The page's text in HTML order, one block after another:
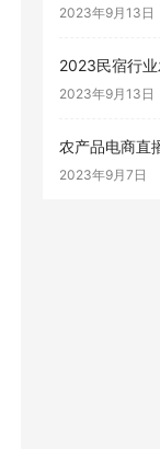
2023年9月13日
2023民宿行
2023年9月13日
农产品电商直
2023年9月7日